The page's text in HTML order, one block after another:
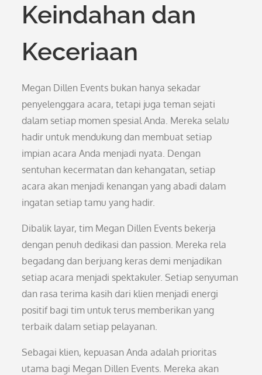
Keindahan dan
Keceriaan
Megan Dillen Events bukan hanya sekadar
penyelenggara acara, tetapi juga teman sejati
dalam setiap momen spesial Anda. Mereka selalu
hadir untuk mendukung dan membuat setiap
impian acara Anda menjadi nyata. Dengan
sentuhan kecermatan dan kehangatan, setiap
acara akan menjadi kenangan yang abadi dalam
ingatan setiap tamu yang hadir.
Dibalik layar, tim Megan Dillen Events bekerja
dengan penuh dedikasi dan passion. Mereka rela
begadang dan berjuang keras demi menjadikan
setiap acara menjadi spektakuler. Setiap senyuman
dan rasa terima kasih dari klien menjadi energi
positif bagi tim untuk terus memberikan yang
terbaik dalam setiap pelayanan.
Sebagai klien, kepuasan Anda adalah prioritas
utama bagi Megan Dillen Events. Mereka akan